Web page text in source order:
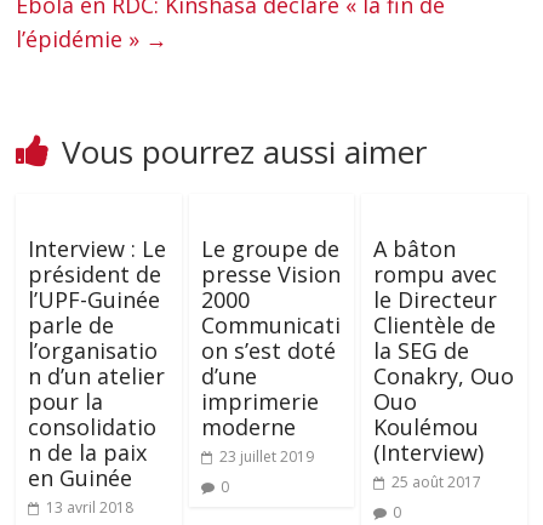
l’épidémie » →
Vous pourrez aussi aimer
Interview : Le
président de
l’UPF-Guinée
parle de
l’organisatio
n d’un atelier
pour la
consolidatio
n de la paix
en Guinée
13 avril 2018
Le groupe de
presse Vision
2000
Communicati
on s’est doté
d’une
imprimerie
moderne
23 juillet 2019
0
A bâton
rompu avec
le Directeur
Clientèle de
la SEG de
Conakry, Ouo
Ouo
Koulémou
(Interview)
25 août 2017
0